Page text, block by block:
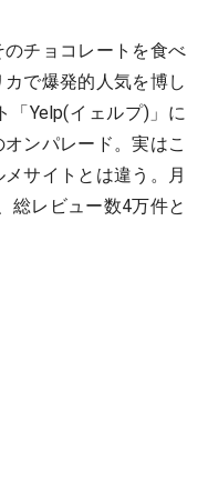
チョコレートを食べ
で爆発的人気を博し
「Yelp(イェルプ)」に
ンパレード。実はこ
サイトとは違う。月
総レビュー数4万件と